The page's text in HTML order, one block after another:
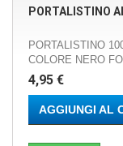
PORTALISTINO
PORTALISTINO
COLORE NERO
4,95 €
AGGIUNGI AL